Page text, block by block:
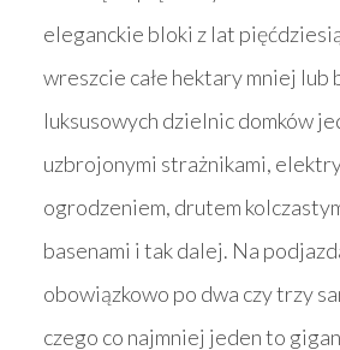
eleganckie bloki z lat
wreszcie całe hektary mniej lub
luksusowych dzielnic domków
uzbrojonymi strażnikami,
ogrodzeniem, drutem
basenami i tak dalej. Na
obowiązkowo po dwa czy trzy
czego co najmniej jeden to